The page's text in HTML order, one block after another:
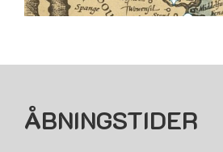
ÅBNINGSTIDER